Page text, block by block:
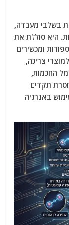
נמצאת בשלבי מעבדה,
היא סוללת את
ומכשירים
צריכה,
החכמות,
תקדים
באנרגיה